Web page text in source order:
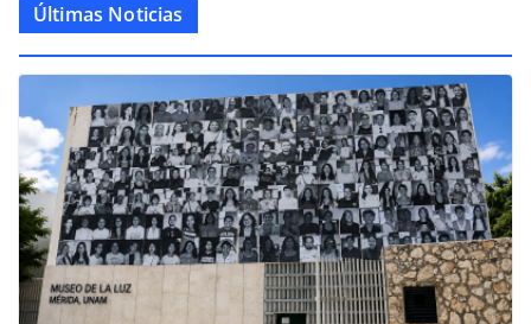
Últimas Noticias